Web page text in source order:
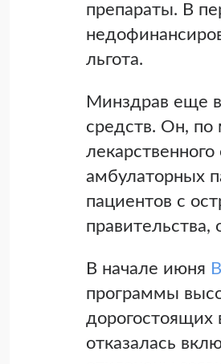
препараты. В
льгота.
Минздрав еще в
средств. Он,
амбулаторных
пациентов с
правительства,
В начале июня
программы
дорогостоящих
отказалась